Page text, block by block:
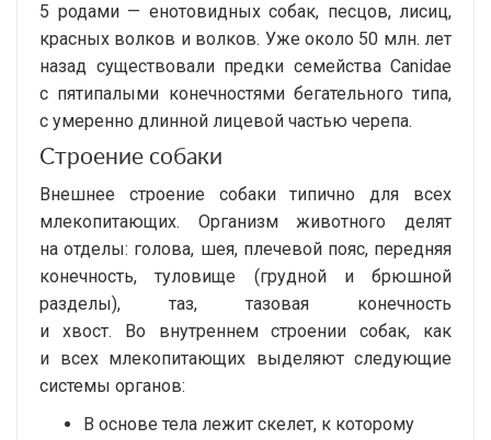
5 родами — енотовидных собак, песцов, лисиц,
красных волков и волков. Уже около 50 млн. лет
назад существовали предки семейства Canidae
с пятипалыми конечностями бегательного типа,
с умеренно длинной лицевой частью черепа.
Строение собаки
Внешнее строение собаки типично для всех
млекопитающих. Организм животного делят
на отделы: голова, шея, плечевой пояс, передняя
конечность, туловище (грудной и брюшной
разделы), таз, тазовая конечность
и хвост. Во внутреннем строении собак, как
и всех млекопитающих выделяют следующие
системы органов:
В основе тела лежит скелет, к которому